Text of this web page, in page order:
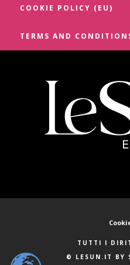
COOKIE POLICY (EU)
TERMS AND
TUTTI I
© LESUN.IT BY